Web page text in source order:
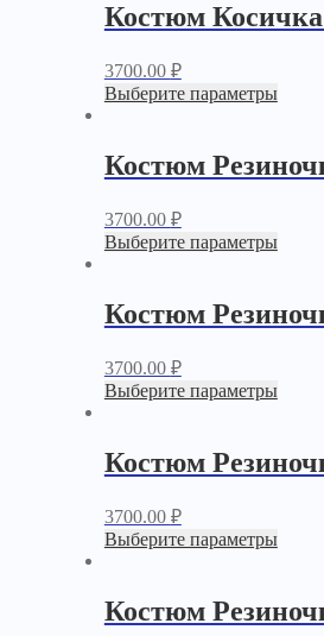
Костюм
3700.00 ₽
Выберите параметры
Костюм
3700.00 ₽
Выберите параметры
Костюм
3700.00 ₽
Выберите параметры
Костюм
3700.00 ₽
Выберите параметры
Костюм